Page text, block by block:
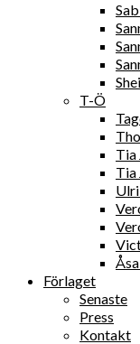
T-Ö
Tia
Tia
Förlaget
Senaste
Press
Kontakt